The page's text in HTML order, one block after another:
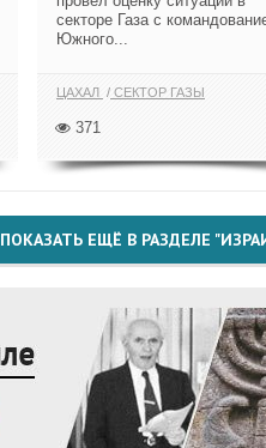
секторе Газа с
Южного...
ЦАХАЛ СЕКТОР ГАЗЫ
371
ПОКАЗАТЬ ЕЩЁ В РАЗДЕЛЕ